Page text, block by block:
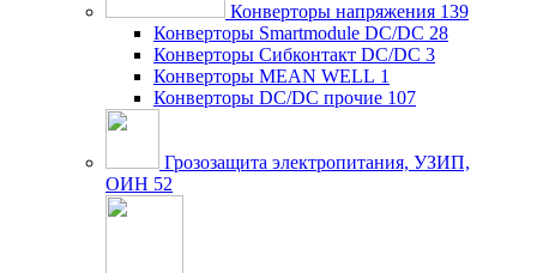
Конверторы напряжения 139
Конверторы Smartmodule DC/DC 28
Конверторы Сибконтакт DC/DC 3
Конверторы MEAN WELL 1
Конверторы DC/DC прочие 107
Грозозащита электропитания, УЗИП,
ОИН 52